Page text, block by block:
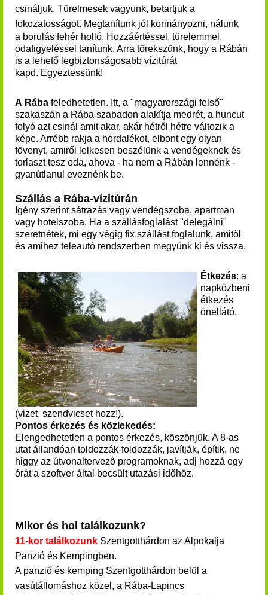
csináljuk. Türelmesek vagyunk, betartjuk a
fokozatosságot. Megtanítunk jól kormányozni, nálunk
a borulás fehér holló. Hozzáértéssel, türelemmel,
odafigyeléssel tanítunk. Arra törekszünk, hogy a Rábán
is a lehető legbiztonságosabb vízitúrát
kapd. Egyeztessünk!
A Rába feledhetetlen. Itt, a "magyarországi felső"
szakaszán a Rába szabadon alakítja medrét, a huncut
folyó azt csinál amit akar, akár hétről hétre változik a
képe. Arrébb rakja a hordalékot, elbont egy olyan
fövenyt, amiről lelkesen beszélünk a vendégeknek és
torlaszt tesz oda, ahova - ha nem a Rábán lennénk -
gyanútlanul eveznénk be.
Szállás a Rába-vízitúrán
Igény szerint sátrazás vagy vendégszoba, apartman
vagy hotelszoba. Ha a szállásfoglalást "delegálni"
szeretnétek, mi egy végig fix szállást foglalunk, amitől
és amihez teleautó rendszerben megyünk ki és vissza.
Étkezés: a
napközbeni
étkezés
önellátó,
(vizet, szendvicset hozz!).
Pontos érkezés és közlekedés:
Elengedhetetlen a pontos érkezés, köszönjük. A 8-as
utat állandóan toldozzák-foldozzák, javítják, építik, ne
higgy az útvonaltervező programoknak, adj hozzá egy
órát a szoftver által becsült utazási időhöz.
Mikor és hol találkozunk?
11-kor találkozunk Szentgotthárdon az Alpokalja
Panzió és Kempingben.
A panzió és kemping Szentgotthárdon belül a
vasútállomáshoz közel, a Rába-Lapincs